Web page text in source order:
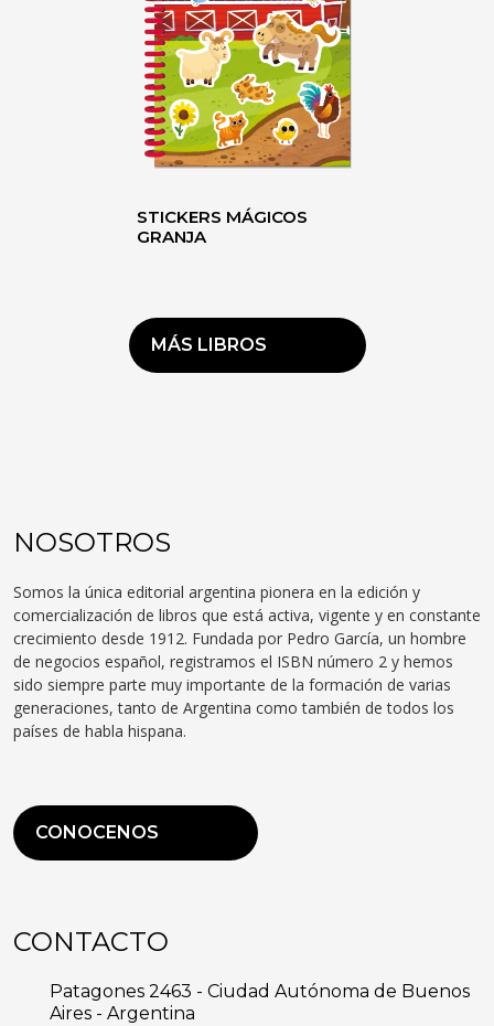
STICKERS MÁGICOS
GRANJA
MÁS LIBROS
NOSOTROS
Somos la única editorial argentina pionera en la edición y
comercialización de libros que está activa, vigente y en constante
crecimiento desde 1912. Fundada por Pedro García, un hombre
de negocios español, registramos el ISBN número 2 y hemos
sido siempre parte muy importante de la formación de varias
generaciones, tanto de Argentina como también de todos los
países de habla hispana.
CONOCENOS
CONTACTO
Patagones 2463 - Ciudad Autónoma de Buenos
Aires - Argentina